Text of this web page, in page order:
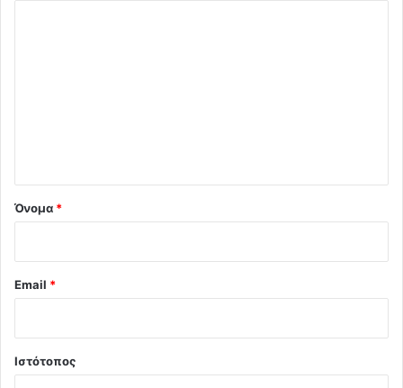
Όνομα *
Email *
Ιστότοπος